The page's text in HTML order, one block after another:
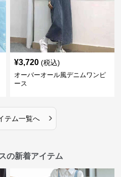
¥3,720 (税込)
オーバーオール風デニムワンピ
ース
テム一覧へ ›
の新着アイテム